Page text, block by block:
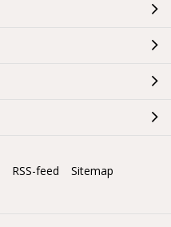
RSS-feed Sitemap